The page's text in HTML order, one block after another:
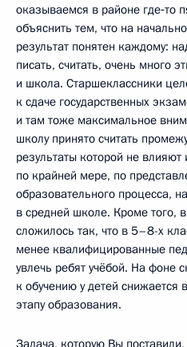
оказываемся в районе где‑то
объяснить тем, что на
результат понятен каждому:
писать, считать, очень много
и школа. Старшеклассники
к сдаче государственных
и там тоже максимальное
школу принято считать
результаты которой не
по крайней мере, по
образовательного процесса,
в средней школе. Кроме того,
сложилось так, что в 5–8-х
менее квалифицированные
увлечь ребят учёбой. На фоне
к обучению у детей снижается
этапу образования.
Задача, которую Вы